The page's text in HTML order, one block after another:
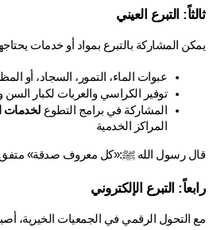
التبرع العيني
المشاركة بالتبرع بمواد أو خدمات يحتاجها
عبوات الماء، التمور، السجاد، أو المظلات
توفير الكراسي والعربات لكبار السن
المشاركة في برامج التطوع لخدمات
المراكز الخدمية
رسول الله ﷺ:«كل معروف صدقة» متفق عليه
التبرع الإلكتروني
التحول الرقمي في الجمعيات الخيرية، أصبح